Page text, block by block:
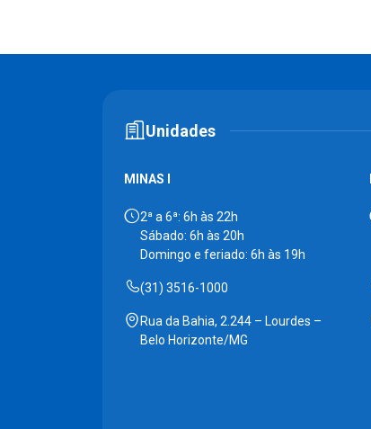
Unidades
MINAS I
2ª a 6ª: 6h às 22h
Sábado: 6h às 20h
Domingo e feriado: 6h às 19h
(31) 3516-1000
Rua da Bahia, 2.244 – Lourdes –
Belo Horizonte/MG